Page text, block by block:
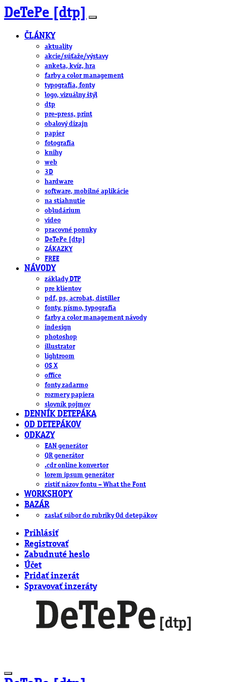
DeTePe [dtp]
ČLÁNKY
aktuality
akcie/súťaže/výstavy
anketa, kvíz, hra
farby a color management
typografia, fonty
logo, vizuálny štýl
dtp
pre-press, print
obalový dizajn
papier
fotografia
knihy
web
3D
hardware
software, mobilné aplikácie
na stiahnutie
obludárium
video
pracovné ponuky
DeTePe [dtp]
ZÁKAZKY
FREE
NÁVODY
základy DTP
pre klientov
pdf, ps, acrobat, distiller
fonty, písmo, typografia
farby a color management návody
indesign
photoshop
illustrator
lightroom
OS X
office
fonty zadarmo
rozmery papiera
slovník pojmov
DENNÍK DETEPÁKA
OD DETEPÁKOV
ODKAZY
EAN generátor
QR generátor
.cdr online konvertor
lorem ipsum generátor
zistiť názov fontu – What the Font
WORKSHOPY
BAZÁR
zaslať súbor do rubriky Od detepákov
Prihlásiť
Registrovať
Zabudnuté heslo
Účet
Pridať inzerát
Spravovať inzeráty